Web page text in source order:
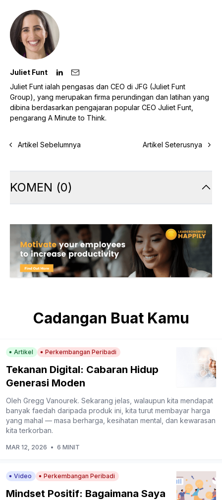
Juliet Funt
Juliet Funt ialah pengasas dan CEO di JFG (Juliet Funt
Group), yang merupakan firma perundingan dan latihan yang
dibina berdasarkan pengajaran popular CEO Juliet Funt,
pengarang A Minute to Think.
Artikel Sebelumnya Artikel Seterusnya
KOMEN (0)
Cadangan Buat Kamu
Artikel Perkembangan Peribadi
Tekanan Digital: Cabaran Hidup
Generasi Moden
Oleh Gregg Vanourek. Sekarang jelas, walaupun kita mendapat
banyak faedah daripada produk ini, kita turut membayar harga
yang mahal — masa berharga, kesihatan mental, dan kewarasan
kita terkorban.
MAR 12, 2026 • 6 MINIT
Video Perkembangan Peribadi
Mindset Positif: Bagaimana Saya